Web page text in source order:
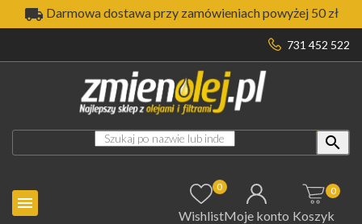
 Darmowa dostawa przy zamówieniach powyżej 50 zł
731 452 522


0
WishlistMoje konto Koszyk
0